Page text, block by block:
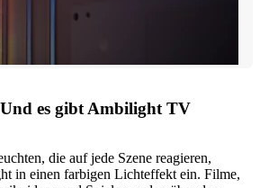
es gibt Ambilight TV
die auf jede Szene reagieren,
in einen farbigen Lichteffekt ein. Filme,